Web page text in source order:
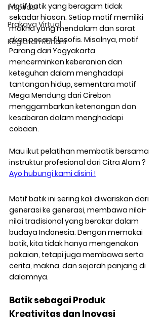
Inspirasi
Prakaya Virtual
Kegiatan Rohani
Motif batik yang beragam tidak
sekadar hiasan. Setiap motif memiliki
makna yang mendalam dan sarat
akan pesan filosofis. Misalnya, motif
Parang dari Yogyakarta
mencerminkan keberanian dan
keteguhan dalam menghadapi
tantangan hidup, sementara motif
Mega Mendung dari Cirebon
menggambarkan ketenangan dan
kesabaran dalam menghadapi
cobaan.
Mau ikut pelatihan membatik bersama
instruktur profesional dari Citra Alam ?
Ayo hubungi kami disini !
Motif batik ini sering kali diwariskan dari
generasi ke generasi, membawa nilai-
nilai tradisional yang berakar dalam
budaya Indonesia. Dengan memakai
batik, kita tidak hanya mengenakan
pakaian, tetapi juga membawa serta
cerita, makna, dan sejarah panjang di
dalamnya.
Batik sebagai Produk
Kreativitas dan Inovasi